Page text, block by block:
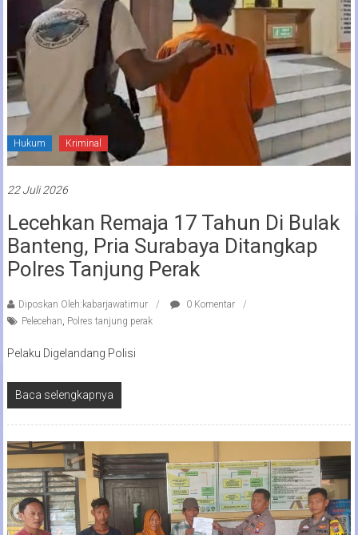
Hukum Kriminal
22 Juli 2026
Lecehkan Remaja 17 Tahun Di Bulak
Banteng, Pria Surabaya Ditangkap
Polres Tanjung Perak
Diposkan Oleh:kabarjawatimur
0 Komentar
Pelecehan, Polres tanjung perak
Pelaku Digelandang Polisi
Baca selengkapnya